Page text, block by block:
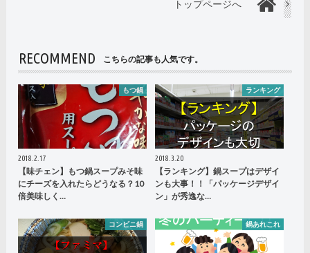
トップページへ
RECOMMEND こちらの記事も人気です。
もつ鍋
2018.2.17
【味チェン】もつ鍋スープみそ味
にチーズを入れたらどうなる？10
倍美味しく…
ランキング
2018.3.20
【ランキング】鍋スープはデザイ
ンも大事！！「パッケージデザイ
ン」が秀逸な…
コンビニ鍋 鍋あれこれ